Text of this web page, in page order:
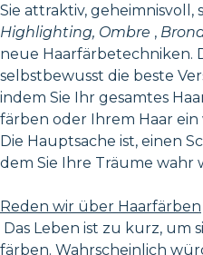
Sie attraktiv, geheimnisvoll,
Highlighting, Ombre ,
neue Haarfärbetechniken.
selbstbewusst die beste
indem Sie Ihr gesamtes
färben oder Ihrem Haar ein
Die Hauptsache ist, einen
dem Sie Ihre Träume wahr
Reden wir über Haarfärben
Das Leben ist zu kurz, um
färben. Wahrscheinlich